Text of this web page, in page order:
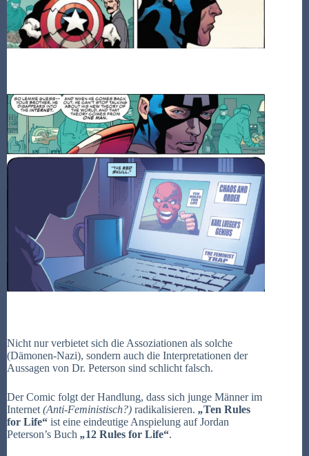
Nicht nur verbietet sich die Assoziationen als solche
(Dämonen-Nazi), sondern auch die Interpretationen der
Aussagen von Dr. Peterson sind schlicht falsch.
Der Comic folgt der Handlung, dass sich junge Männer im
Internet (Anti-Feministisch?) radikalisieren. „Ten Rules
for Life“ ist eine eindeutige Anspielung auf Jordan
Peterson’s Buch „12 Rules for Life“.